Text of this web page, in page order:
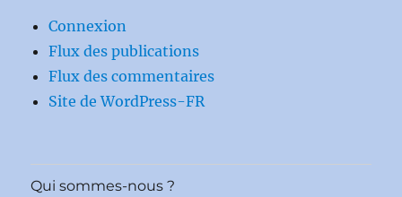
Connexion
Flux des publications
Flux des commentaires
Site de WordPress-FR
Qui sommes-nous ?